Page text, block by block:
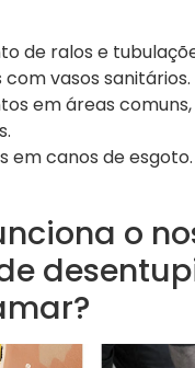
de ralos e
vasos sanitários.
em áreas
em canos de esgoto.
o